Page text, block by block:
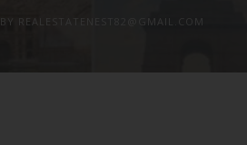
BY REALESTATENEST82@GMAIL.COM